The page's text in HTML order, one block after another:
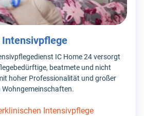
IC Home 24 versorgt
beatmete und nicht
hoher Professionalität und großer
Intensivpflege